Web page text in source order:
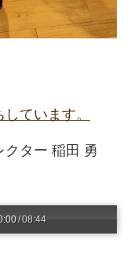
ています。
クター 稲田 勇
/08:44